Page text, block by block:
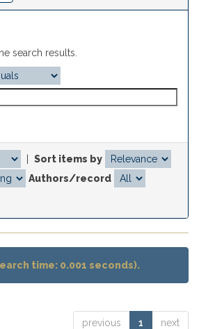
search results.
Sort items by
Authors/record
time: 0.001 seconds).
previous 1 next